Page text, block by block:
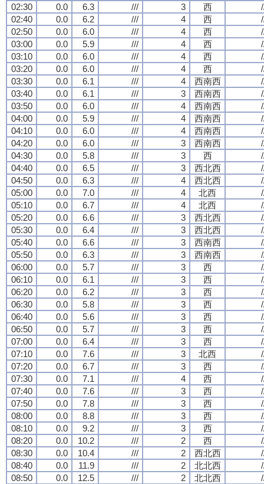
02:30
0.0 6.3 /// 3 西
02:40
0.0 6.2 /// 4 西
02:50
0.0 6.0 /// 4 西
03:00
0.0 5.9 /// 4 西
03:10
0.0 6.0 /// 4 西
03:20
0.0 6.0 /// 4 西
03:30
0.0 6.1 /// 4 西南西
03:40
0.0 6.1 /// 3 西南西
03:50
0.0 6.0 /// 4 西南西
04:00
0.0 5.9 /// 4 西南西
04:10
0.0 6.0 /// 4 西南西
04:20
0.0 6.0 /// 3 西南西
04:30
0.0 5.8 /// 3 西
04:40
0.0 6.5 /// 3 西北西
04:50
0.0 6.3 /// 4 西北西
05:00
0.0 7.0 /// 4 北西
05:10
0.0 6.7 /// 4 北西
05:20
0.0 6.6 /// 3 西北西
05:30
0.0 6.4 /// 3 西北西
05:40
0.0 6.6 /// 3 西南西
05:50
0.0 6.3 /// 3 西南西
06:00
0.0 5.7 /// 3 西
06:10
0.0 6.1 /// 3 西
06:20
0.0 6.2 /// 3 西
06:30
0.0 5.8 /// 3 西
06:40
0.0 5.6 /// 3 西
06:50
0.0 5.7 /// 3 西
07:00
0.0 6.4 /// 3 西
07:10
0.0 7.6 /// 3 北西
07:20
0.0 6.7 /// 3 西
07:30
0.0 7.1 /// 4 西
07:40
0.0 7.6 /// 3 西
07:50
0.0 7.8 /// 3 西
08:00
0.0 8.8 /// 3 西
08:10
0.0 9.2 /// 3 西
08:20
0.0 10.2 /// 2 西
08:30
0.0 10.4 /// 2 西北西
08:40
0.0 11.9 /// 2 北北西
08:50
0.0 12.5 /// 2 北北西